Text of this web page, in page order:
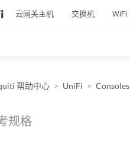
云网关主机 交换机 WiFi
帮助中心 UniFi Consoles
规格